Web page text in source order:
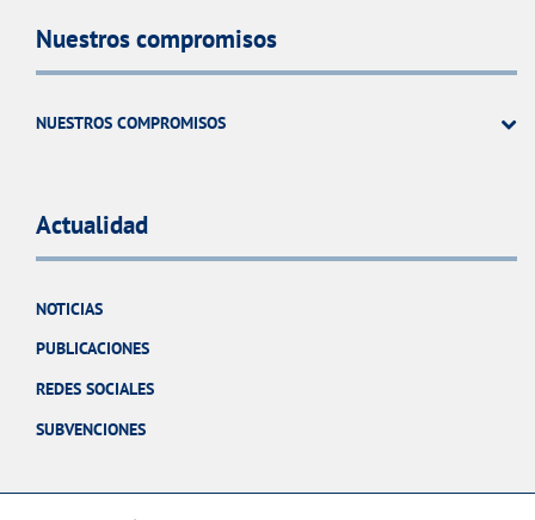
Nuestros compromisos
NUESTROS COMPROMISOS
Actualidad
NOTICIAS
PUBLICACIONES
REDES SOCIALES
SUBVENCIONES